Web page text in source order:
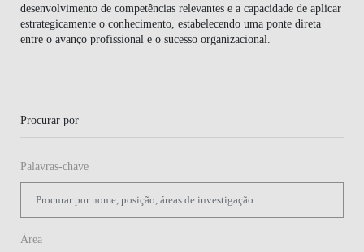
desenvolvimento de competências relevantes e a capacidade de aplicar
estrategicamente o conhecimento, estabelecendo uma ponte direta
entre o avanço profissional e o sucesso organizacional.
Procurar por
Palavras-chave
Área